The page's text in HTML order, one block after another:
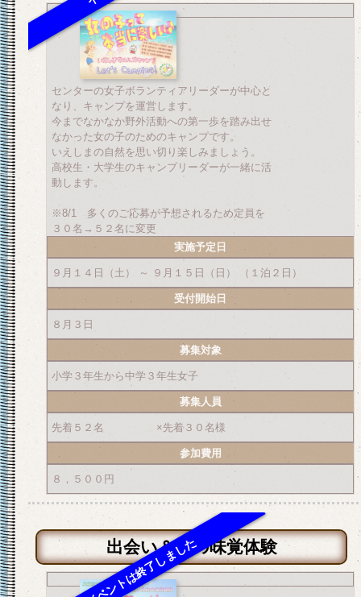
センターの女子ボランティアリーダーが中心と
なり、キャンプを運営します。
今までなかなか野外活動への第一歩を踏み出せ
なかった女の子のためのキャンプです。
いえしまの自然を思い切り楽しみましょう。
高校生・大学生のキャンプリーダーが一緒に活
動します。
※8/1 多くのご応募が予想されるため定員を
３０名→５２名に変更
実施予定日
９月１４日（土） ～ ９月１５日（日） （１泊２日）
受付開始日
８月３日
募集対象
小学３年生から中学３年生女子
募集人員
先着５２名 ×先着３０名様
参加費用
８，５００円
出会い＆秋の味覚体験